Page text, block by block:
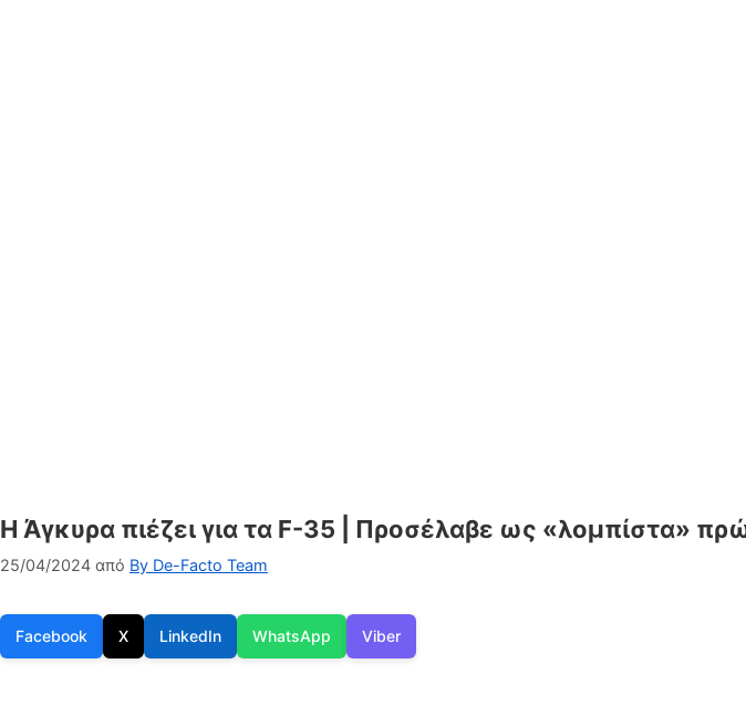
Η Άγκυρα πιέζει για τα F-35 | Προσέλαβε ως «λομπίστα»
25/04/2024 από By De-Facto Team
Facebook X LinkedIn WhatsApp Viber